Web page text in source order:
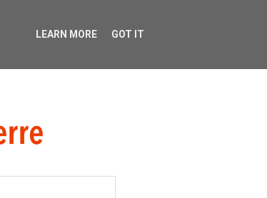
LEARN MORE GOT IT